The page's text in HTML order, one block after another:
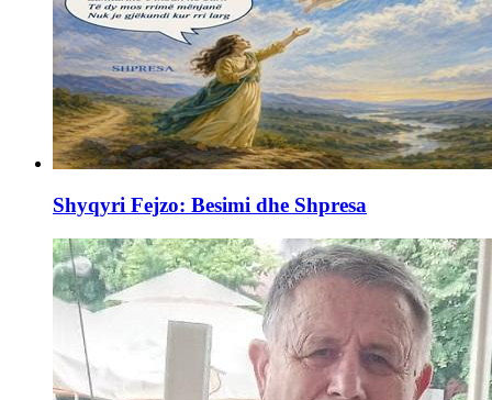
Shyqyri Fejzo: Besimi dhe Shpresa